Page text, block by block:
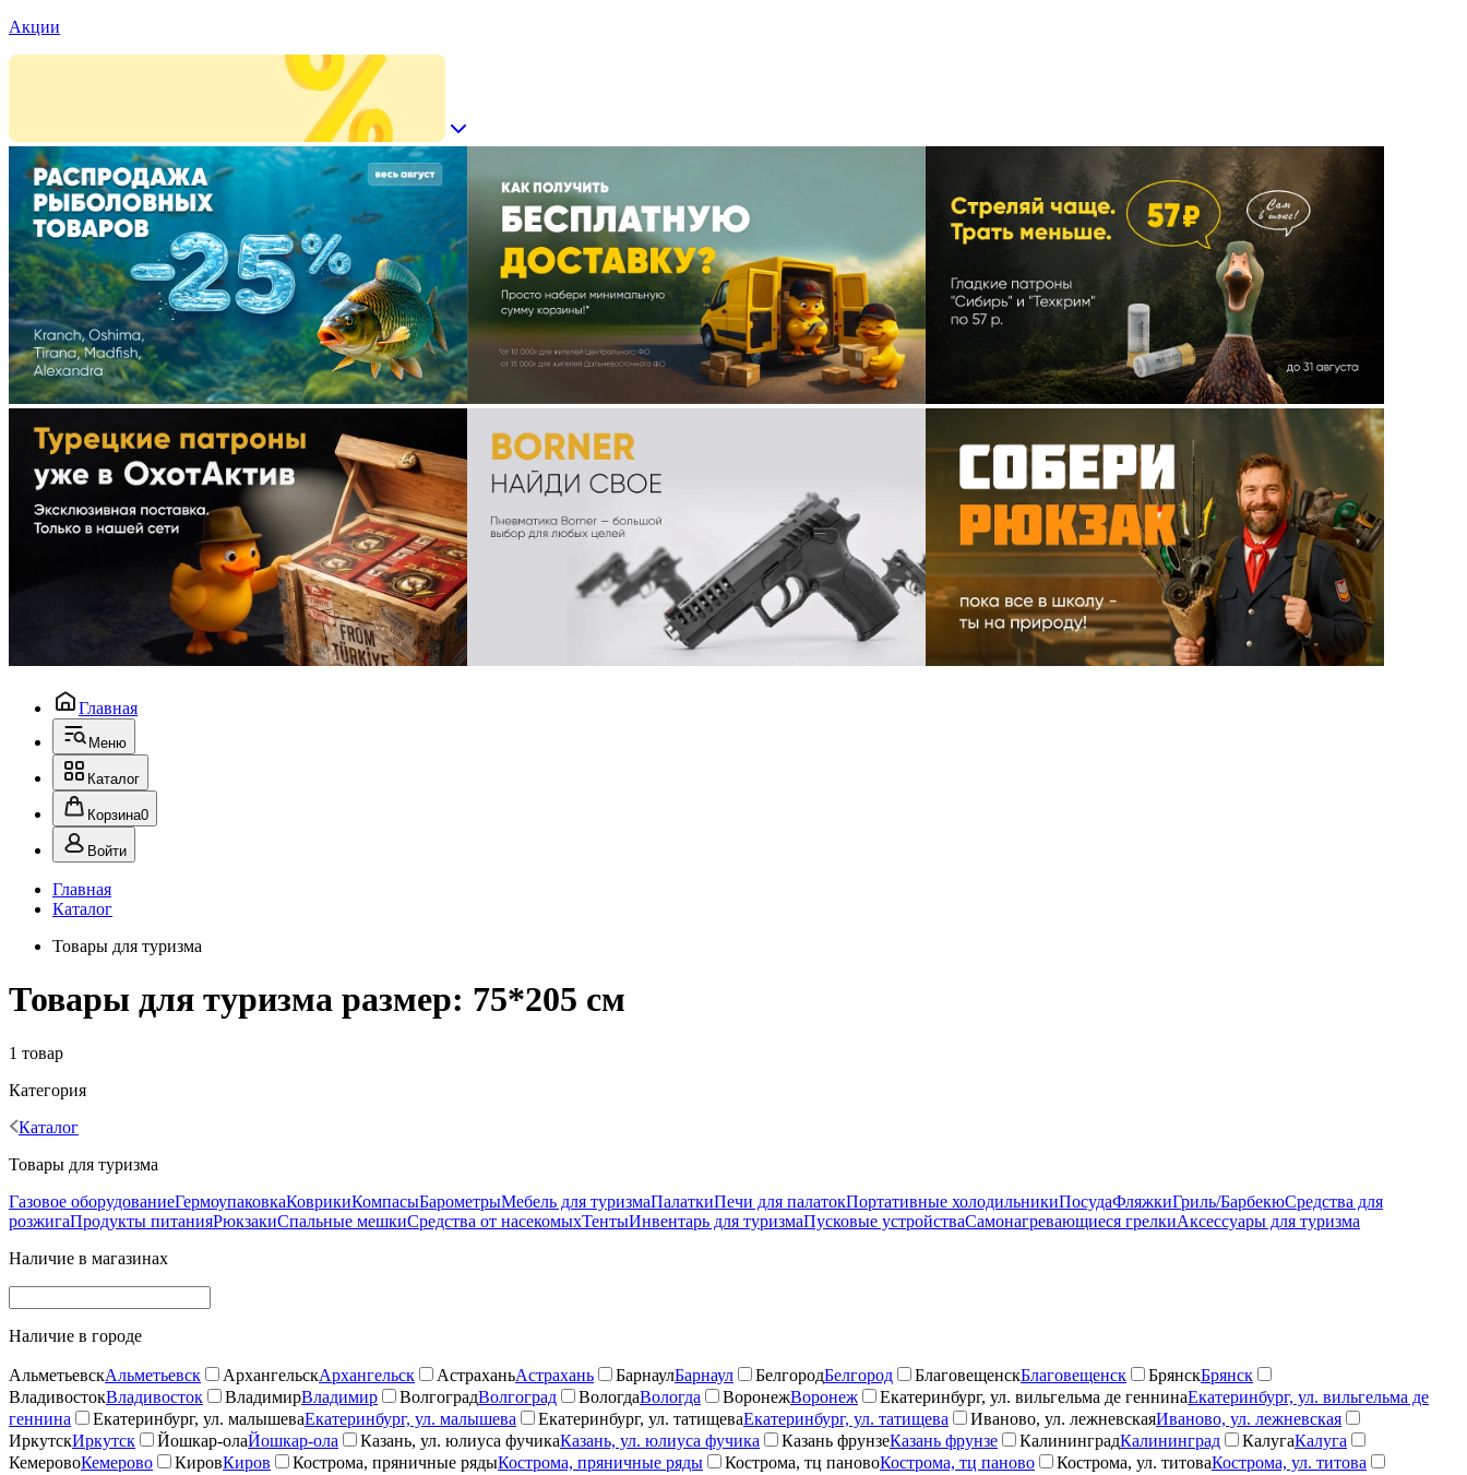
Акции
Главная
Меню
Каталог
Корзина0
Войти
Главная
Каталог
Товары для туризма
Товары для туризма размер: 75*205 см
1 товар
Категория
Каталог
Товары для туризма
Газовое оборудованиеГермоупаковкаКоврикиКомпасыБарометрыМебель для туризмаПалаткиПечи для палатокПортативные холодильникиПосудаФляжкиГриль/БарбекюСредства для
розжигаПродукты питанияРюкзакиСпальные мешкиСредства от насекомыхТентыИнвентарь для туризмаПусковые устройстваСамонагревающиеся грелкиАксессуары для туризма
Наличие в магазинах
Наличие в городе
АльметьевскАльметьевск АрхангельскАрхангельск АстраханьАстрахань БарнаулБарнаул БелгородБелгород БлаговещенскБлаговещенск БрянскБрянск
ВладивостокВладивосток ВладимирВладимир ВолгоградВолгоград ВологдаВологда ВоронежВоронеж Екатеринбург, ул. вильгельма де геннинаЕкатеринбург, ул. вильгельма де
геннина
Екатеринбург, ул. малышеваЕкатеринбург, ул. малышева Екатеринбург, ул. татищеваЕкатеринбург, ул. татищева Иваново, ул. лежневскаяИваново, ул. лежневская
ИркутскИркутск Йошкар-олаЙошкар-ола Казань, ул. юлиуса фучикаКазань, ул. юлиуса фучика Казань фрунзеКазань фрунзе КалининградКалининград КалугаКалуга
КемеровоКемерово КировКиров Кострома, пряничные рядыКострома, пряничные ряды Кострома, тц пановоКострома, тц паново Кострома, ул. титоваКострома, ул. титова